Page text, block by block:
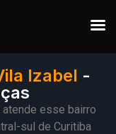
Izabel -
atende esse bairro
sul de Curitiba